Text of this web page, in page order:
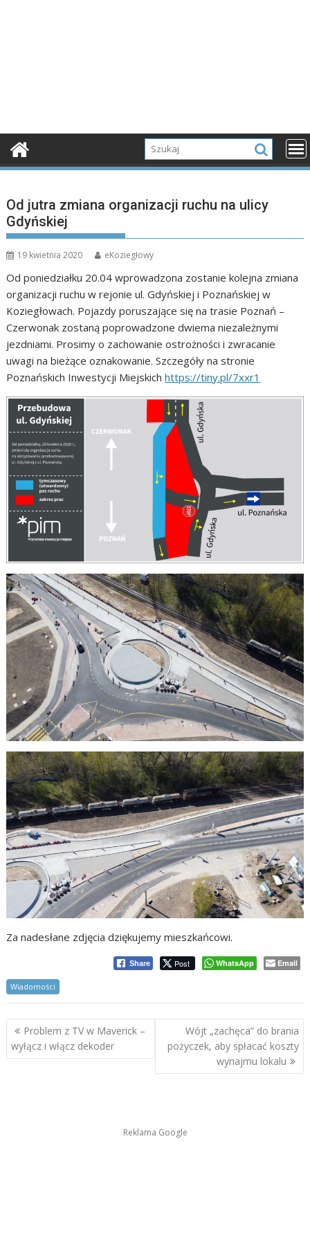
Od jutra zmiana organizacji ruchu na ulicy
Gdyńskiej
19 kwietnia 2020 eKoziegłowy
Od poniedziałku 20.04 wprowadzona zostanie kolejna zmiana
organizacji ruchu w rejonie ul. Gdyńskiej i Poznańskiej w
Koziegłowach. Pojazdy poruszające się na trasie Poznań –
Czerwonak zostaną poprowadzone dwiema niezależnymi
jezdniami. Prosimy o zachowanie ostrożności i zwracanie
uwagi na bieżące oznakowanie. Szczegóły na stronie
Poznańskich Inwestycji Miejskichhttps://tiny.pl/7xxr1
Za nadesłane zdjęcia dziękujemy mieszkańcowi.
Share Post WhatsApp Email
Wiadomości
Nawigacja
wpisu
Problem z TV w Maverick –
wyłącz i włącz dekoder
Wójt „zachęca” do brania
pożyczek, aby spłacać koszty
wynajmu lokalu
Reklama Google